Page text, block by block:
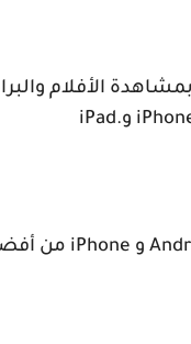
الأفلام
وiPad.
و iPhone من